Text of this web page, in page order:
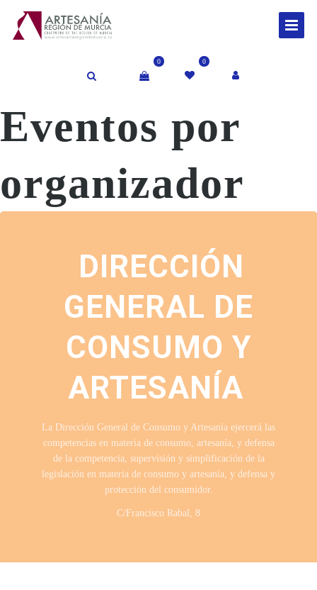
0 0
Eventos por
organizador
DIRECCIÓN
GENERAL DE
CONSUMO Y
ARTESANÍA
La Dirección General de Consumo y Artesanía ejercerá las
competencias en materia de consumo, artesanía, y defensa
de la competencia, supervisión y simplificación de la
legislación en materia de consumo y artesanía, y defensa y
protección del consumidor.
C/Francisco Rabal, 8